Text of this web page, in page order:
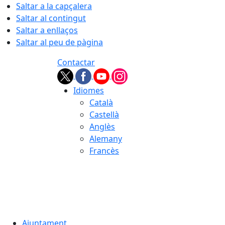
Saltar a la capçalera
Saltar al contingut
Saltar a enllaços
Saltar al peu de pàgina
Contactar
Idiomes
Català
Castellà
Anglès
Alemany
Francès